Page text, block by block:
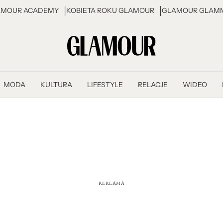
ACADEMY KOBIETA ROKU GLAMOUR GLAMOUR
MODA KULTURA LIFESTYLE RELACJE WIDEO